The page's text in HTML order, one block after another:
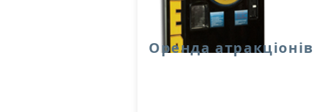
Оренда атракціонів